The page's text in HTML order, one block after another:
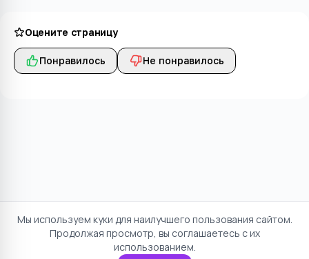
Оцените страницу
Понравилось Не понравилось
Мы используем куки для наилучшего пользования сайтом.
Продолжая просмотр, вы соглашаетесь с их
использованием.